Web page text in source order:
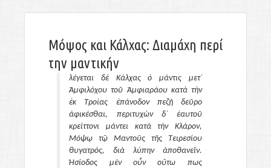
Μόψος και Κάλχας: Διαμάχη περί
την μαντικήν
λέγεται δὲ Κάλχας ὁ μάντις μετ᾽
Ἀμφιλόχου τοῦ Ἀμφιαράου κατὰ τὴν
ἐκ Τροίας ἐπάνοδον πεζῇ δεῦρο
ἀφικέσθαι, περιτυχὼν δ᾽ ἑαυτοῦ
κρείττονι μάντει κατὰ τὴν Κλάρον,
Μόψῳ τῷ Μαντοῦς τῆς Τειρεσίου
θυγατρός, διὰ λύπην ἀποθανεῖν.
Ἡσίοδος μὲν οὖν οὕτω πως